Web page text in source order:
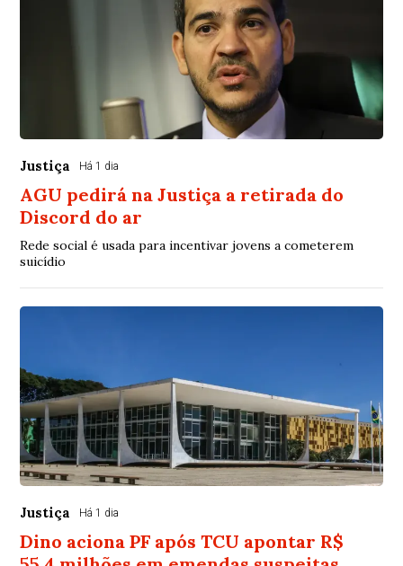
Justiça Há 1 dia
AGU pedirá na Justiça a retirada do
Discord do ar
Rede social é usada para incentivar jovens a cometerem
suicídio
Justiça Há 1 dia
Dino aciona PF após TCU apontar R$